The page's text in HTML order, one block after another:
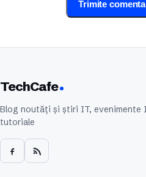
TechCafe
Blog noutăți și știri IT, evenimente
tutoriale